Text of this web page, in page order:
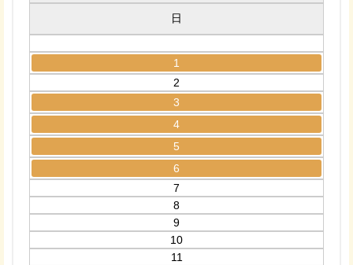
日
1
2
3
4
5
6
7
8
9
10
11